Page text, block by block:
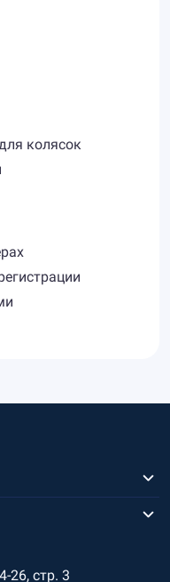
колясок
26, стр. 3